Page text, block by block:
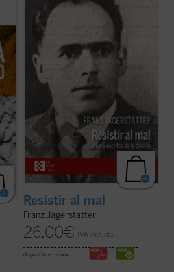
Franz Jägerstätter, campesino austriaco,
casado, padre de tres niñas y ferviente
católico, fue ejecutado en 1943 por negarse
a servir en el ejército nazi. Se publican aquí
por primera vez en castellano todos los
escritos de Jägerstätter ...
(ver ficha)
Resistir al mal
Franz Jägerstätter
26,00€ IVA incluido
disponible en ebook: